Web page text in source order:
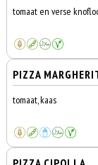
tomaat en verse
PIZZA
tomaat, kaas